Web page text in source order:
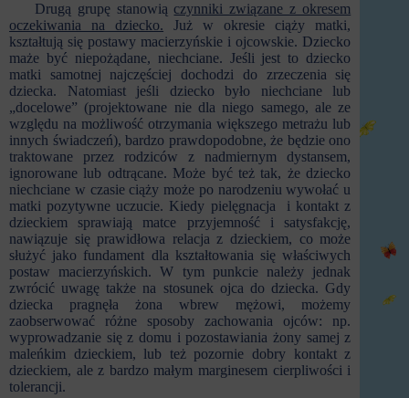
Drugą grupę stanowią czynniki związane z okresem
oczekiwania na dziecko. Już w okresie ciąży matki,
kształtują się postawy macierzyńskie i ojcowskie. Dziecko
maże być niepożądane, niechciane. Jeśli jest to dziecko
matki samotnej najczęściej dochodzi do zrzeczenia się
dziecka. Natomiast jeśli dziecko było niechciane lub
„docelowe” (projektowane nie dla niego samego, ale ze
względu na możliwość otrzymania większego metrażu lub
innych świadczeń), bardzo prawdopodobne, że będzie ono
traktowane przez rodziców z nadmiernym dystansem,
ignorowane lub odtrącane. Może być też tak, że dziecko
niechciane w czasie ciąży może po narodzeniu wywołać u
matki pozytywne uczucie. Kiedy pielęgnacja i kontakt z
dzieckiem sprawiają matce przyjemność i satysfakcję,
nawiązuje się prawidłowa relacja z dzieckiem, co może
służyć jako fundament dla kształtowania się właściwych
postaw macierzyńskich. W tym punkcie należy jednak
zwrócić uwagę także na stosunek ojca do dziecka. Gdy
dziecka pragnęła żona wbrew mężowi, możemy
zaobserwować różne sposoby zachowania ojców: np.
wyprowadzanie się z domu i pozostawiania żony samej z
maleńkim dzieckiem, lub też pozornie dobry kontakt z
dzieckiem, ale z bardzo małym marginesem cierpliwości i
tolerancji.